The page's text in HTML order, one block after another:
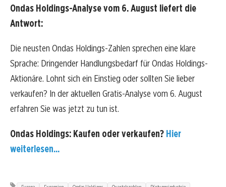
Ondas Holdings-Analyse vom 6. August liefert die
Antwort:
Die neusten Ondas Holdings-Zahlen sprechen eine klare
Sprache: Dringender Handlungsbedarf für Ondas Holdings-
Aktionäre. Lohnt sich ein Einstieg oder sollten Sie lieber
verkaufen? In der aktuellen Gratis-Analyse vom 6. August
erfahren Sie was jetzt zu tun ist.
Ondas Holdings: Kaufen oder verkaufen? Hier
weiterlesen...